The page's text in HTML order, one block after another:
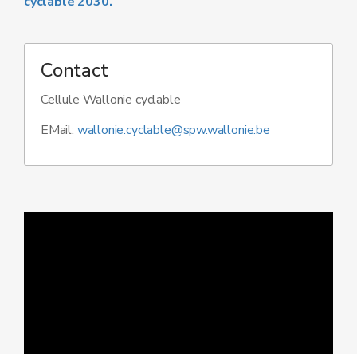
Contact
Cellule Wallonie cyclable
EMail: wallonie.cyclable@spw.wallonie.be